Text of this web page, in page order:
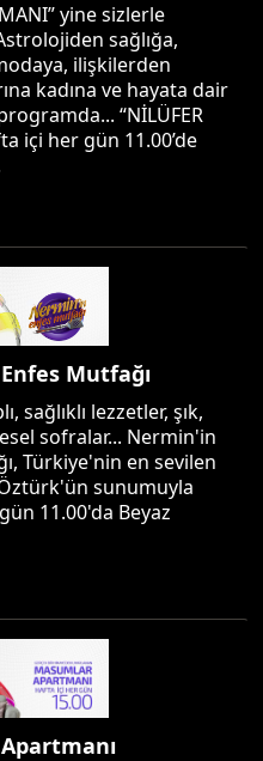
yine sizlerle
sağlığa,
ilişkilerden
kadına ve hayata dair
“NİLÜFER
içi her gün 11.00’de
Mutfağı
sağlıklı lezzetler, şık,
sofralar... Nermin'in
Türkiye'nin en sevilen
sunumuyla
11.00'da Beyaz